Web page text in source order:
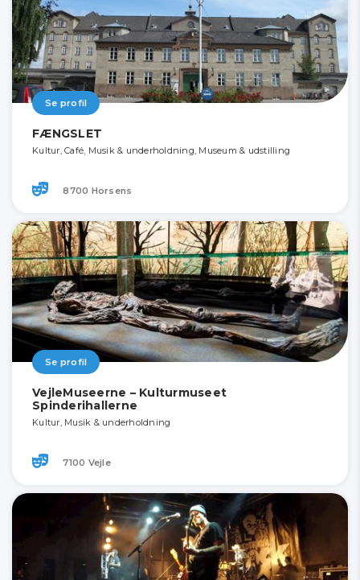
Se profil
FÆNGSLET
Kultur, Café, Musik & underholdning, Museum & udstilling
8700 Horsens
Se profil
VejleMuseerne – Kulturmuseet
Spinderihallerne
Kultur, Musik & underholdning
7100 Vejle